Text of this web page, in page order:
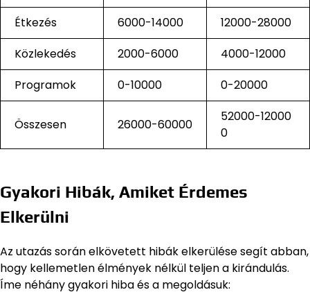
Étkezés
6000-14000
12000-28000
Közlekedés
2000-6000
4000-12000
Programok
0-10000 0-20000
Összesen 26000-60000
52000-12000
0
Gyakori Hibák, Amiket Érdemes
Elkerülni
Az utazás során elkövetett hibák elkerülése segít abban,
hogy kellemetlen élmények nélkül teljen a kirándulás.
Íme néhány gyakori hiba és a megoldásuk: